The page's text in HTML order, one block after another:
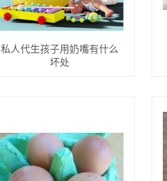
私人代生孩子用奶嘴有什么
坏处